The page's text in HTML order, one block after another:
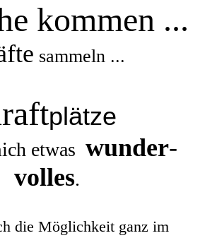
kommen ...
sammeln ...
plätze
etwas wunder-
volles.
die Möglichkeit ganz im